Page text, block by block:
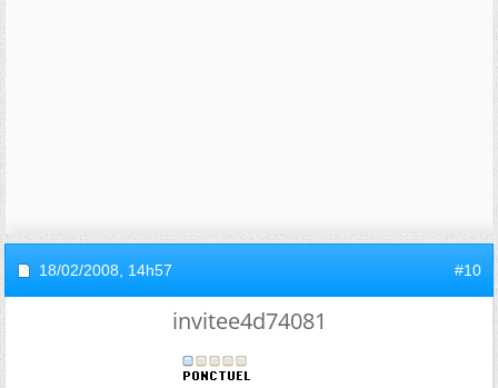
18/02/2008, 14h57 #10
invitee4d74081